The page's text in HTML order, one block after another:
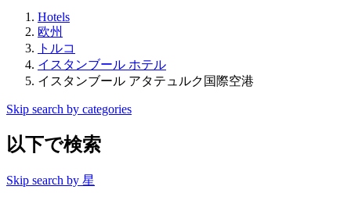
Hotels
欧州
トルコ
イスタンブール ホテル
イスタンブール アタテュルク国際空港
Skip search by categories
以下で検索
Skip search by 星